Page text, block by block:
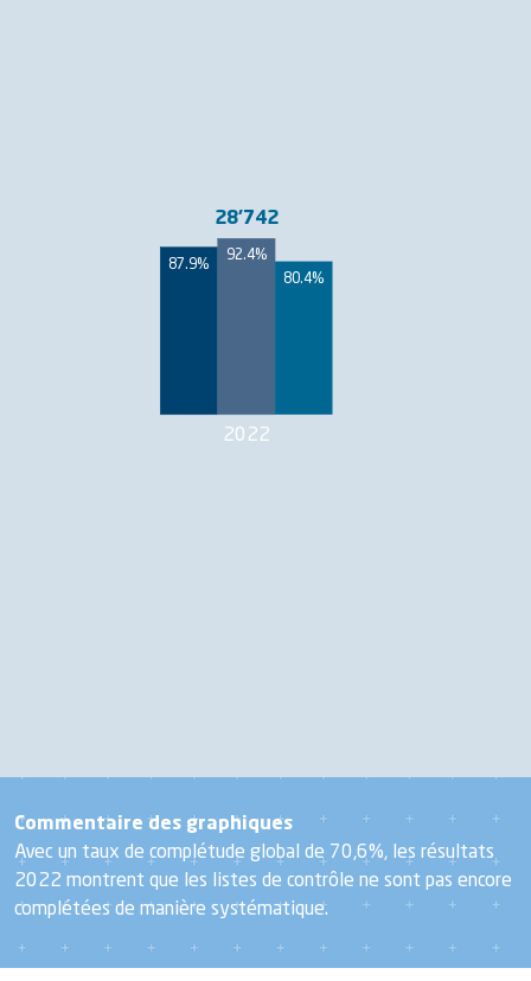
87.9%
92.4%
80.4%
2022
28'742
Commentaire des graphiques
Avec un taux de complétude global de 70,6%, les résultats
2022 montrent que les listes de contrôle ne sont pas encore
complétées de manière systématique.